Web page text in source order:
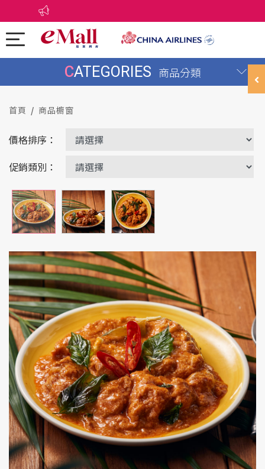
CATEGORIES 商品分類
首頁 商品櫥窗
價格排序：
促銷類別：